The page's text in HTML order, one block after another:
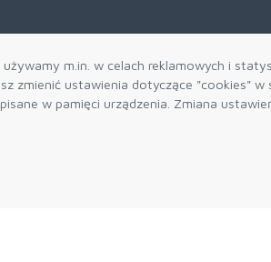
m.in. w celach reklamowych i
zmienić ustawienia dotyczące "cookies" w
w pamięci urządzenia. Zmiana